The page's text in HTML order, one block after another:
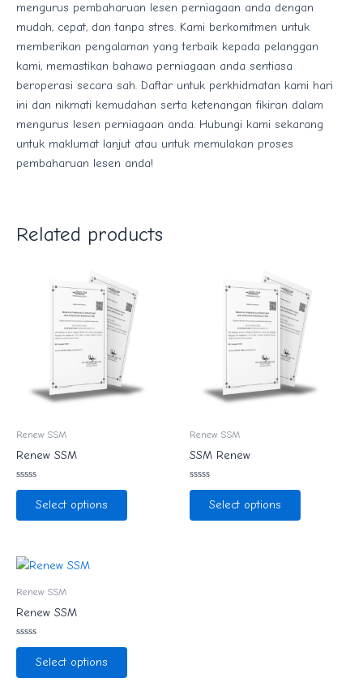
mengurus pembaharuan lesen perniagaan anda dengan
mudah, cepat, dan tanpa stres. Kami berkomitmen untuk
memberikan pengalaman yang terbaik kepada pelanggan
kami, memastikan bahawa perniagaan anda sentiasa
beroperasi secara sah. Daftar untuk perkhidmatan kami hari
ini dan nikmati kemudahan serta ketenangan fikiran dalam
mengurus lesen perniagaan anda. Hubungi kami sekarang
untuk maklumat lanjut atau untuk memulakan proses
pembaharuan lesen anda!
Related products
Renew SSM
Renew SSM
Rated
of
Select options
Renew SSM
SSM Renew
Rated
of
Select options
Renew SSM
Renew SSM
Rated
of
Select options